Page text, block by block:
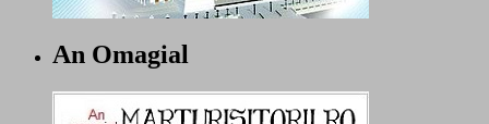
An Omagial